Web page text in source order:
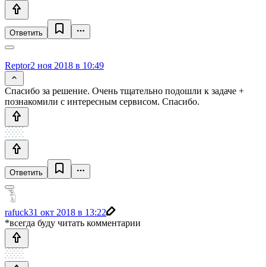
Ответить
Reptor2 ноя 2018 в 10:49
Спасибо за решение. Очень тщательно подошли к задаче +
познакомили с интересным сервисом. Спасибо.
Ответить
rafuck31 окт 2018 в 13:22
*всегда буду читать комментарии